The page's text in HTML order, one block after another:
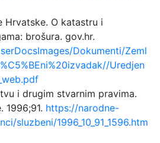
Hrvatske. O katastru i
brošura. gov.hr.
Dokumenti/Zeml
Uredjen
i drugim stvarnim pravima.
1996;91. https://narodne-
sluzbeni/1996_10_91_1596.htm